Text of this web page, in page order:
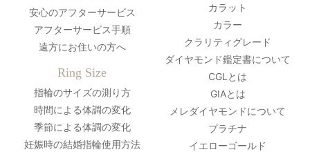
安心のアフターサービス
アフターサービス手順
遠方にお住いの方へ
Ring Size
指輪のサイズの測り方
時間による体調の変化
季節による体調の変化
妊娠時の結婚指輪使用方法
カラット
カラー
クラリティグレード
ダイヤモンド鑑定書について
CGLとは
GIAとは
メレダイヤモンドについて
プラチナ
イエローゴールド